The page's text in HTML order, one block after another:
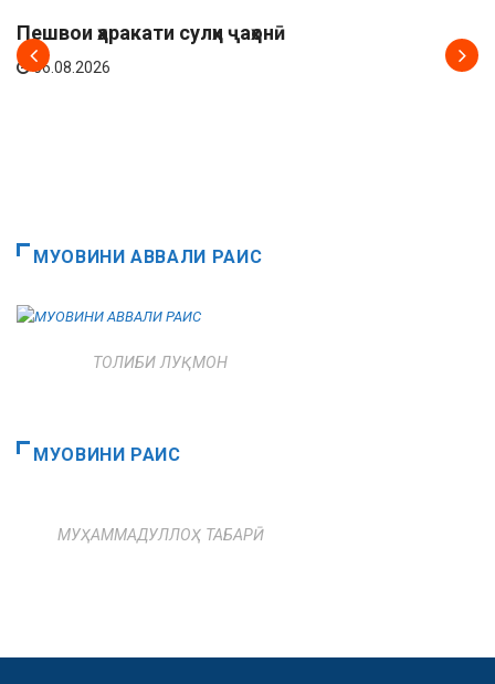
Пешвои ҳаракати сулҳи ҷаҳонӣ
06.08.2026
МУОВИНИ АВВАЛИ РАИС
ТОЛИБИ ЛУҚМОН
МУОВИНИ РАИС
МУҲАММАДУЛЛОҲ ТАБАРӢ